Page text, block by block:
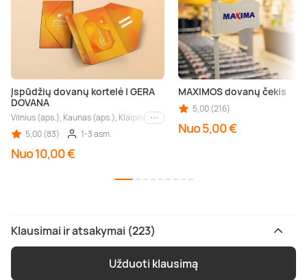
Įspūdžių dovanų kortelė | GERA
DOVANA
Vilnius (aps.), Kaunas (aps.), Klaipėda (aps.), Palanga (aps.), Nida (aps.),
Kiti miestai
5,00 (83)
1-3 asm.
Nuo 10,00 €
MAXIMOS dovanų čekis
5,00 (216)
Nuo 5,00 €
Klausimai ir atsakymai (223)
Užduoti klausimą